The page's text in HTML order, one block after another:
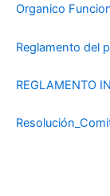
Organico
Reglamento del
REGLAMENTO